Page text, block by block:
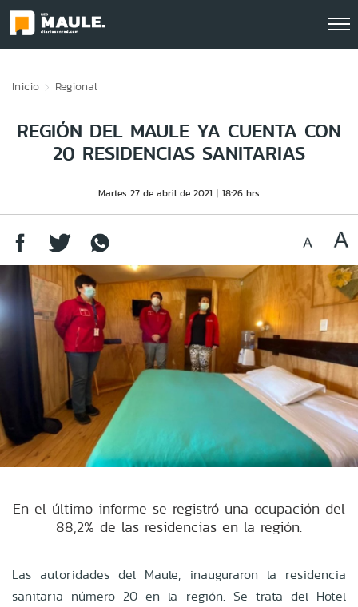
Inicio Regional
REGIÓN DEL MAULE YA CUENTA CON
20 RESIDENCIAS SANITARIAS
Martes 27 de abril de 2021 18:26 hrs
En el último informe se registró una ocupación del
88,2% de las residencias en la región.
Las autoridades del Maule, inauguraron la residencia
sanitaria número 20 en la región. Se trata del Hotel